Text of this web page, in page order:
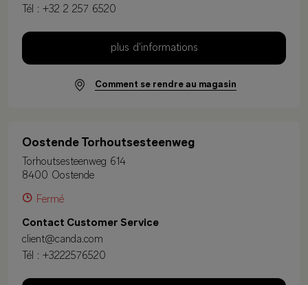
Tél : +32 2 257 6520
plus d'informations
Comment se rendre au magasin
Oostende Torhoutsesteenweg
Torhoutsesteenweg 614
8400 Oostende
Fermé
Contact Customer Service
client@canda.com
Tél : +3222576520